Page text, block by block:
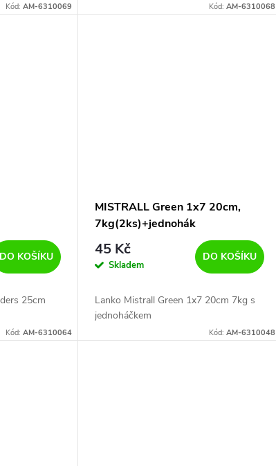
Kód: AM-6310069 Kód: AM-6310068
DO KOŠÍKU
25cm
Kód: AM-6310064
MISTRALL Green 1x7 20cm,
7kg(2ks)+jednohák
45 Kč
Skladem
DO KOŠÍKU
Lanko Mistrall Green 1x7 20cm 7kg s
jednoháčkem
Kód: AM-6310048